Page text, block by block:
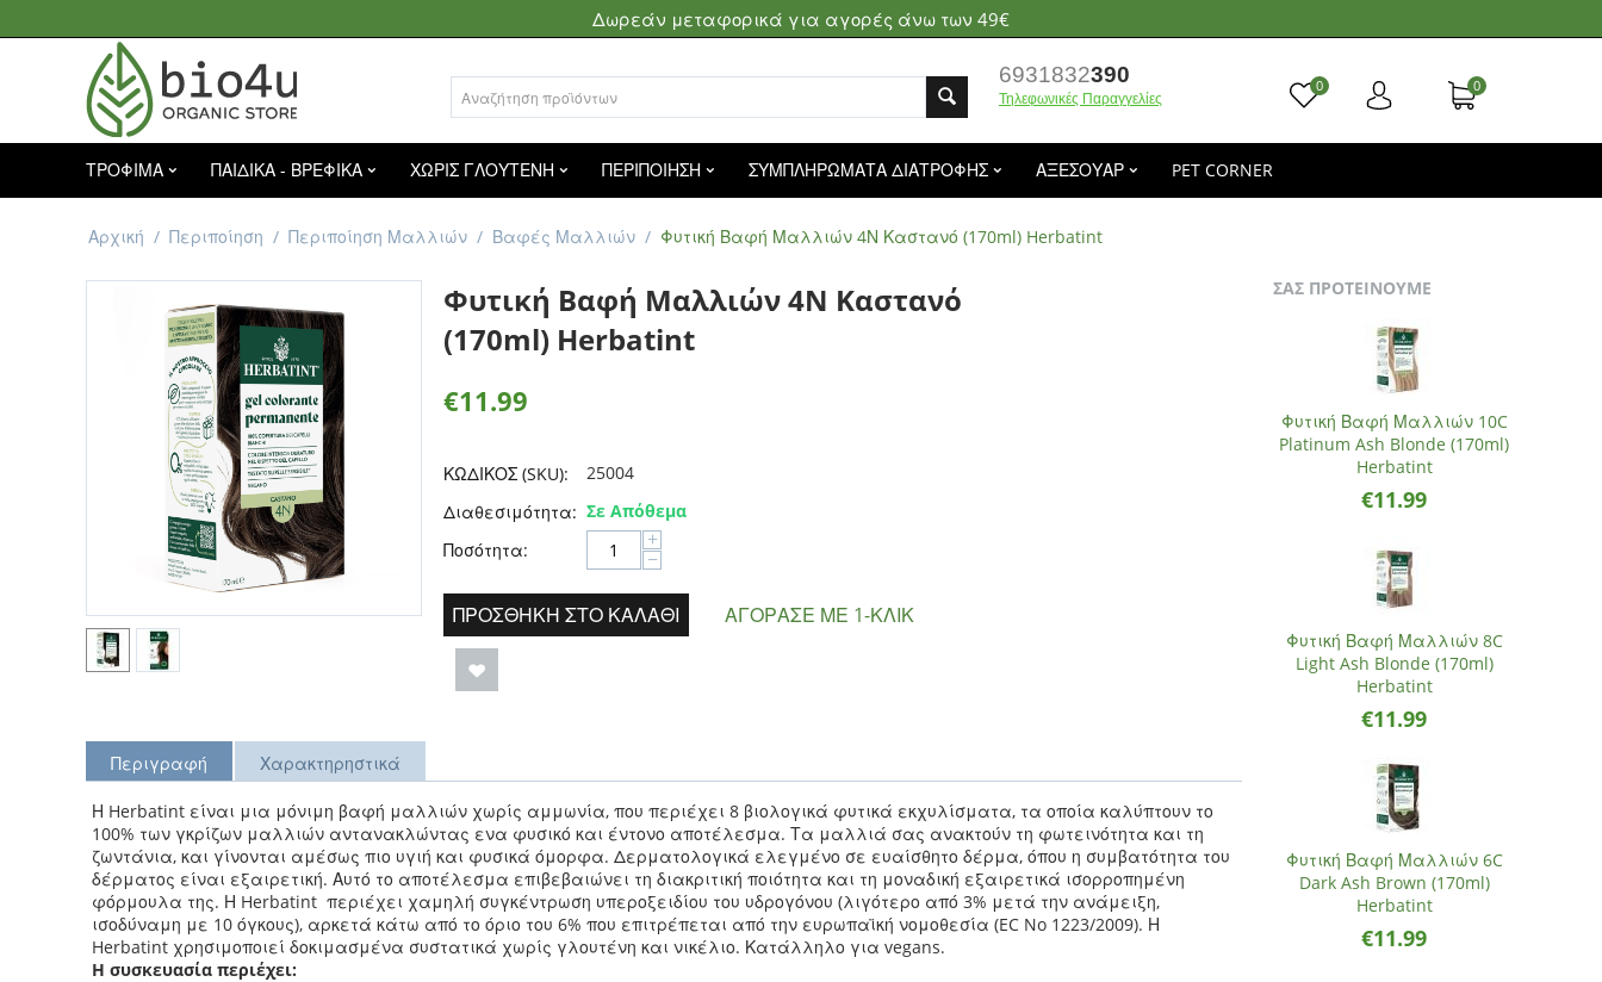
Δωρεάν μεταφορικά για αγορές άνω των 49€
6931832390
Τηλεφωνικές Παραγγελίες
0 0
ΤΡΟΦΙΜΑ ΠΑΙΔΙΚΑ - ΒΡΕΦΙΚΑ ΧΩΡΙΣ ΓΛΟΥΤΕΝΗ ΠΕΡΙΠΟΙΗΣΗ ΣΥΜΠΛΗΡΩΜΑΤΑ ΔΙΑΤΡΟΦΗΣ ΑΞΕΣΟΥΑΡ PET CORNER
Αρχική / Περιποίηση / Περιποίηση Μαλλιών / Βαφές Μαλλιών / Φυτική Βαφή Μαλλιών 4Ν Καστανό (170ml) Herbatint
Φυτική Βαφή Μαλλιών 4Ν Καστανό
(170ml) Herbatint
€11.99
ΚΩΔΙΚΟΣ (SKU):
25004
Διαθεσιμότητα: Σε Απόθεμα
Ποσότητα:
+
−
ΠΡΟΣΘΉΚΗ ΣΤΟ ΚΑΛΆΘΙ ΑΓΌΡΑΣΕ ΜΕ 1-ΚΛΙΚ
Περιγραφή Χαρακτηρηστικά
Η Herbatint είναι μια μόνιμη βαφή μαλλιών χωρίς αμμωνία, που περιέχει 8 βιολογικά φυτικά εκχυλίσματα, τα οποία καλύπτουν το
100% των γκρίζων μαλλιών αντανακλώντας ενα φυσικό και έντονο αποτέλεσμα. Τα μαλλιά σας ανακτούν τη φωτεινότητα και τη
ζωντάνια, και γίνονται αμέσως πιο υγιή και φυσικά όμορφα. Δερματολογικά ελεγμένο σε ευαίσθητο δέρμα, όπου η συμβατότητα του
δέρματος είναι εξαιρετική. Αυτό το αποτέλεσμα επιβεβαιώνει τη διακριτική ποιότητα και τη μοναδική εξαιρετικά ισορροπημένη
φόρμουλα της. Η Herbatint περιέχει χαμηλή συγκέντρωση υπεροξειδίου του υδρογόνου (λιγότερο από 3% μετά την ανάμειξη,
ισοδύναμη με 10 όγκους), αρκετά κάτω από το όριο του 6% που επιτρέπεται από την ευρωπαϊκή νομοθεσία (EC No 1223/2009). Η
Herbatint χρησιμοποιεί δοκιμασμένα συστατικά χωρίς γλουτένη και νικέλιο. Κατάλληλο για vegans.
Η συσκευασία περιέχει:
ΣΑΣ ΠΡΟΤΕΙΝΟΥΜΕ
Φυτική Βαφή Μαλλιών 10C
Platinum Ash Blonde (170ml)
Herbatint
€11.99
Φυτική Βαφή Μαλλιών 8C
Light Ash Blonde (170ml)
Herbatint
€11.99
Φυτική Βαφή Μαλλιών 6C
Dark Ash Brown (170ml)
Herbatint
€11.99